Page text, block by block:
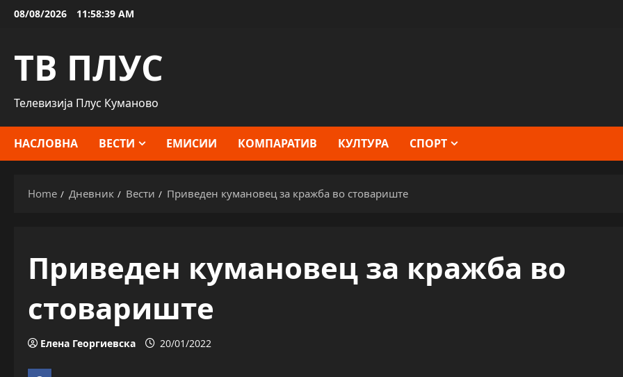
Skip08/08/2026 11:58:40 AM
ТВ ПЛУС
Телевизија Плус Куманово
НАСЛОВНА ВЕСТИ ЕМИСИИ КОМПАРАТИВ КУЛТУРА СПОРТ
Home Дневник Вести Приведен кумановец за кражба во стовариште
Приведен кумановец за кражба во
стовариште
Елена Георгиевска 20/01/2022